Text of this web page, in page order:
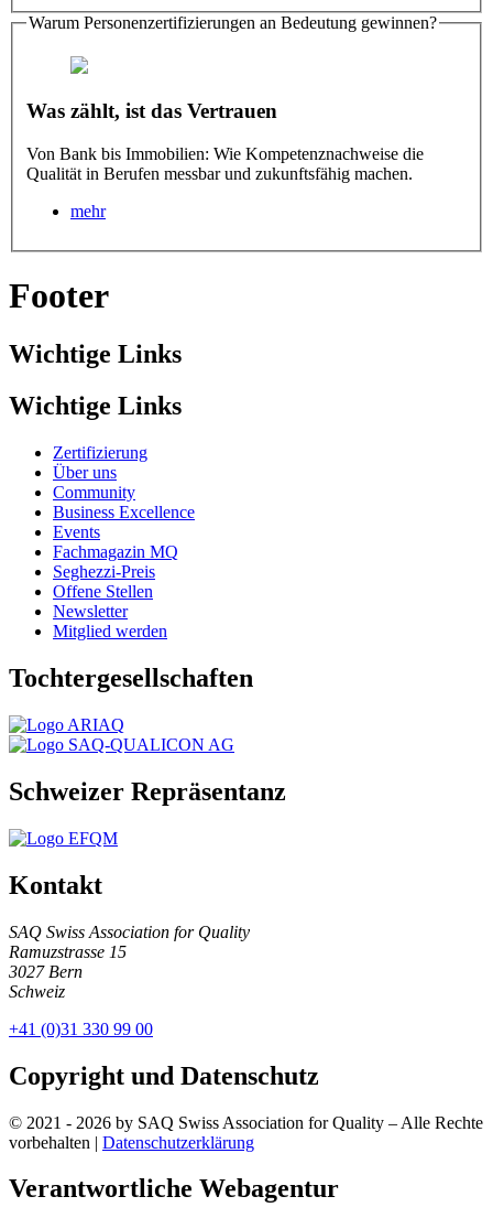
Warum Personenzertifizierungen an Bedeutung gewinnen?
Was zählt, ist das Vertrauen
Von Bank bis Immobilien: Wie Kompetenznachweise die
Qualität in Berufen messbar und zukunftsfähig machen.
mehr
Footer
Wichtige Links
Wichtige Links
Zertifizierung
Über uns
Community
Business Excellence
Events
Fachmagazin MQ
Seghezzi-Preis
Offene Stellen
Newsletter
Mitglied werden
Tochtergesellschaften
Schweizer Repräsentanz
Kontakt
SAQ Swiss Association for Quality
Ramuzstrasse 15
3027 Bern
Schweiz
+41 (0)31 330 99 00
Copyright und Datenschutz
© 2021 - 2026 by SAQ Swiss Association for Quality – Alle Rechte
vorbehalten | Datenschutzerklärung
Verantwortliche Webagentur